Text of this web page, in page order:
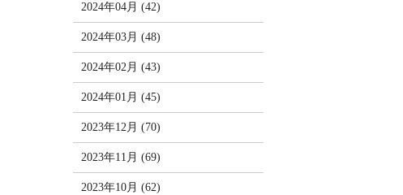
2024年04月 (42)
2024年03月 (48)
2024年02月 (43)
2024年01月 (45)
2023年12月 (70)
2023年11月 (69)
2023年10月 (62)